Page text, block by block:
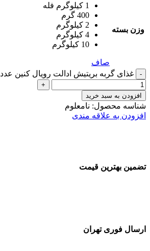
وزن بسته
1 کیلوگرم فله
400 گرم
2 کیلوگرم
4 کیلوگرم
10 کیلوگرم
صاف
غذای گربه بریتیش ادالت رویال کنین عدد
افزودن به سبد خرید
شناسه محصول: نامعلوم
افزودن به علاقه مندی
تضمین بهترین قیمت
ارسال فوری تهران